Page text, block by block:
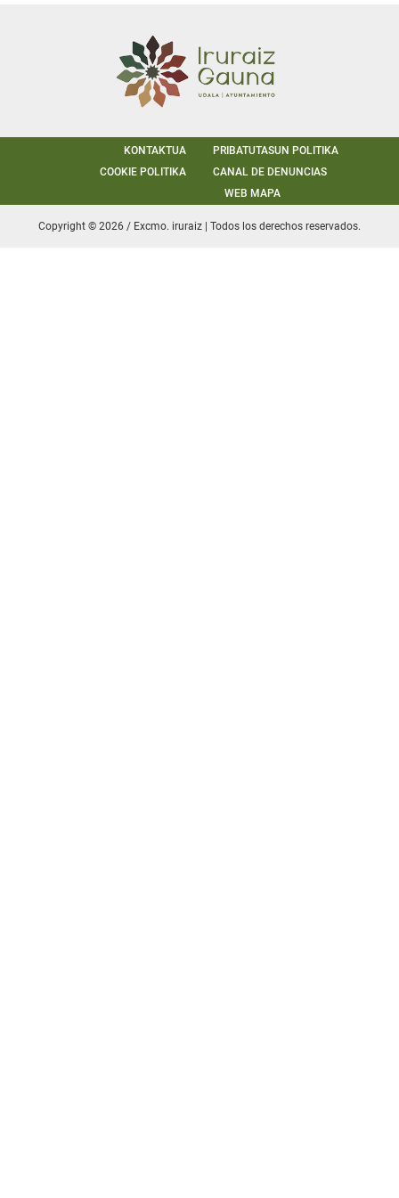
KONTAKTUA
PRIBATUTASUN POLITIKA
COOKIE POLITIKA
CANAL DE DENUNCIAS
WEB MAPA
Copyright © 2026 / Excmo. iruraiz | Todos los derechos reservados.